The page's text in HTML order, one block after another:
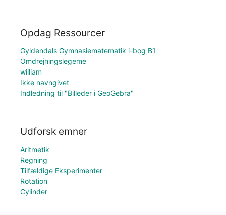
Opdag Ressourcer
Gyldendals Gymnasiematematik i-bog B1
Omdrejningslegeme
william
Ikke navngivet
Indledning til "Billeder i GeoGebra"
Udforsk emner
Aritmetik
Regning
Tilfældige Eksperimenter
Rotation
Cylinder